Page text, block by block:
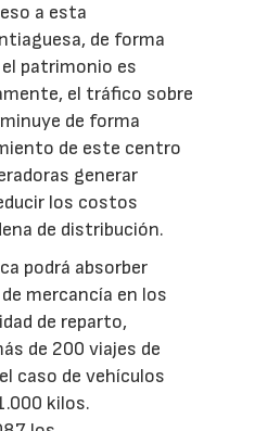
a esta
de forma
patrimonio es
el tráfico sobre
de forma
de este centro
generar
los costos
de distribución.
podrá absorber
mercancía en los
de reparto,
de 200 viajes de
caso de vehículos
kilos.